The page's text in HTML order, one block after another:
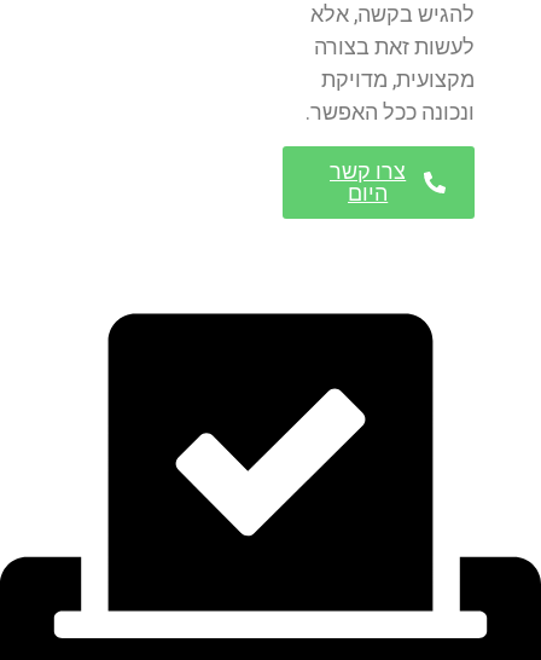
להגיש בקשה, אלא
לעשות זאת בצורה
מקצועית, מדויקת
ונכונה ככל האפשר.
צרו קשר
היום